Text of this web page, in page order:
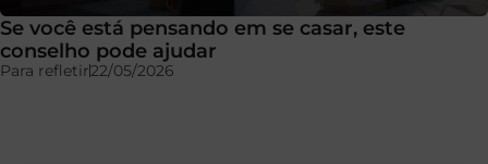
Se você está pensando em se casar, este
conselho pode ajudar
Para refletir22/05/2026